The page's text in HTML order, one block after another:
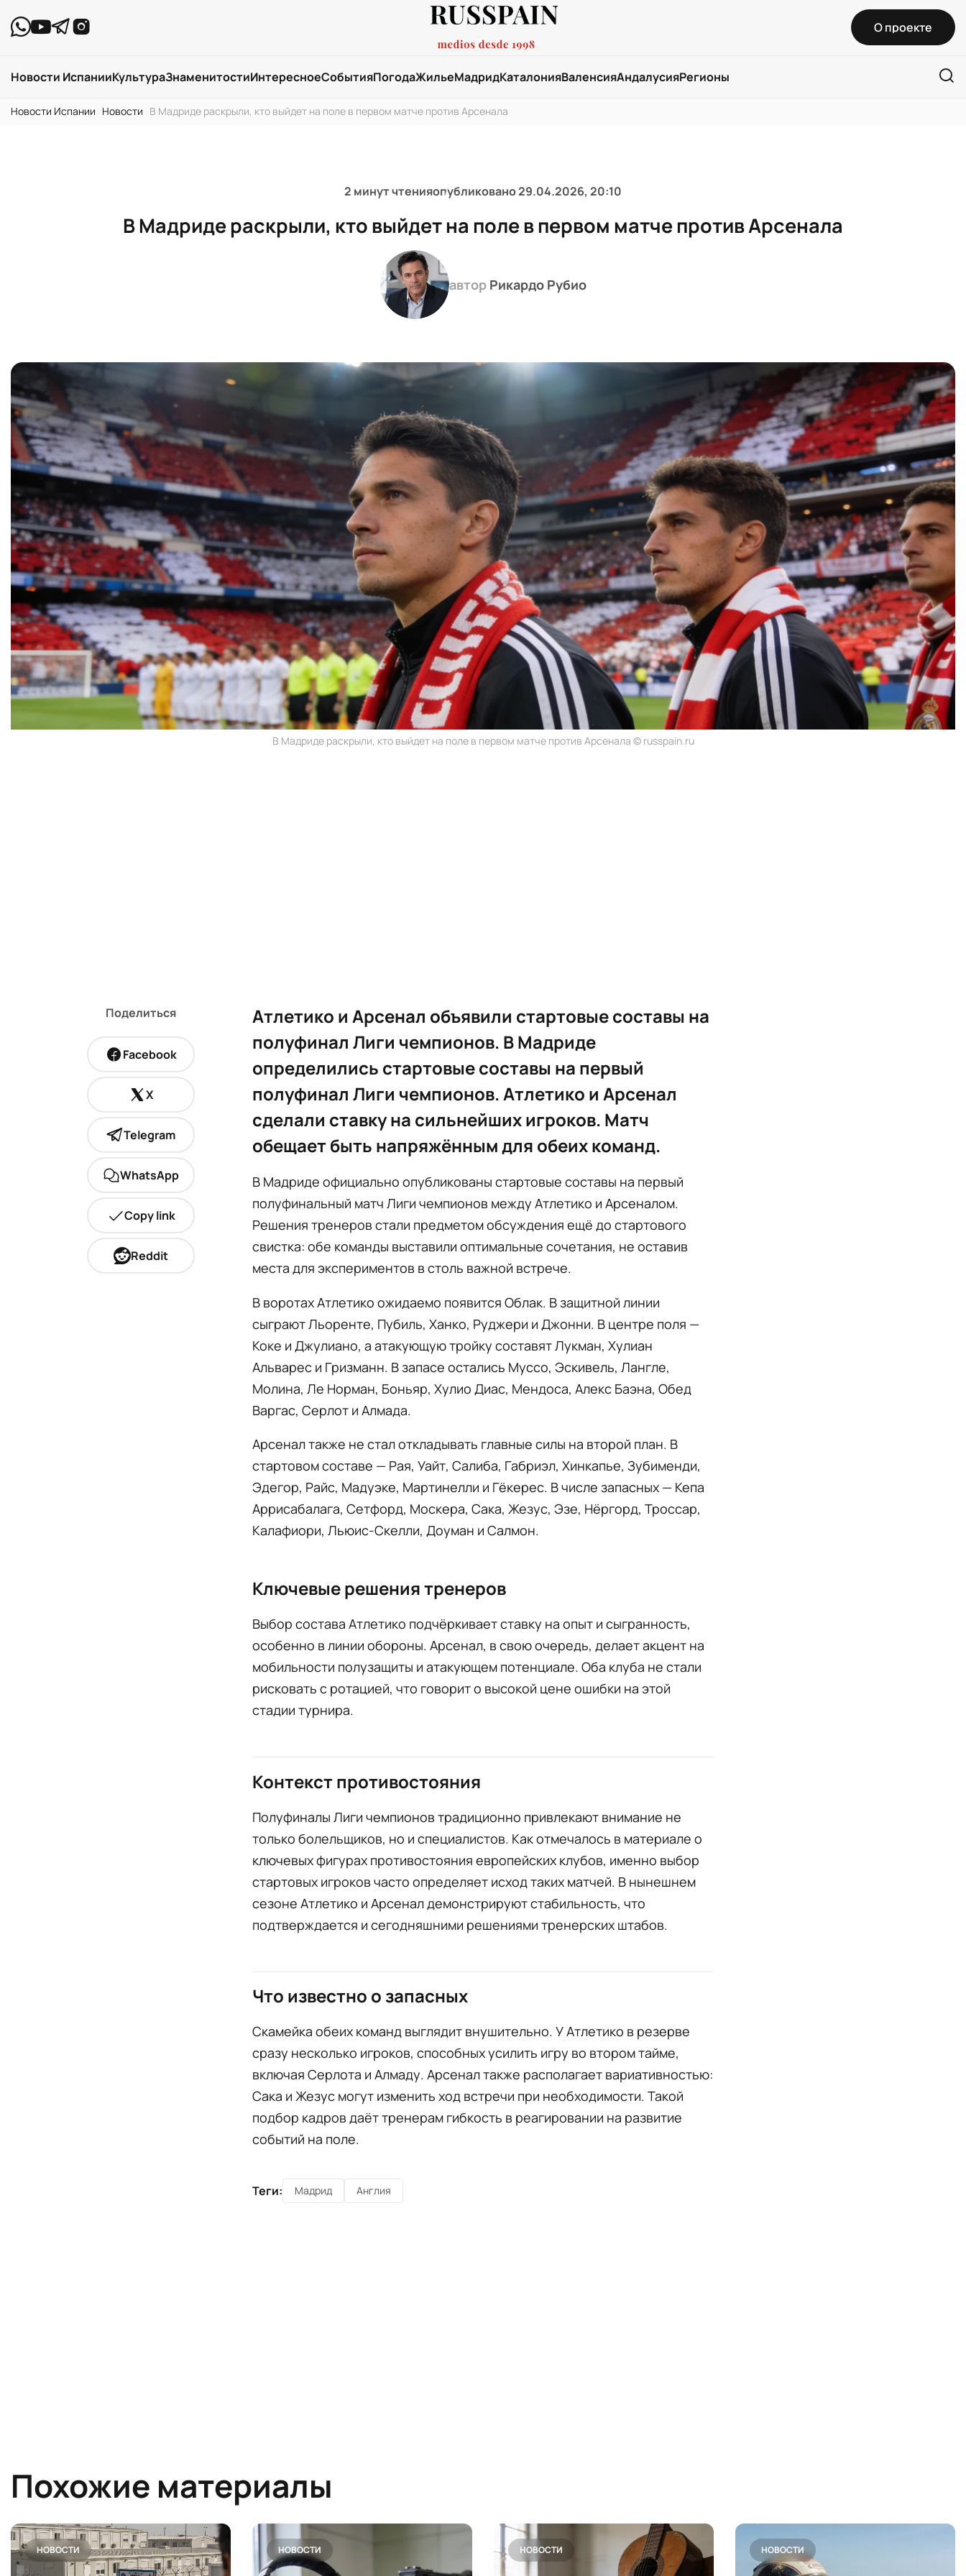
О проекте
Новости ИспанииКультураЗнаменитостиИнтересноеСобытияПогодаЖильеМадридКаталонияВаленсияАндалусияРегионы
Новости Испании Новости В Мадриде раскрыли, кто выйдет на поле в первом матче против Арсенала
2 минут чтенияопубликовано29.04.2026, 20:10
В Мадриде раскрыли, кто выйдет на поле в первом матче против Арсенала
автор Рикардо Рубио
В Мадриде раскрыли, кто выйдет на поле в первом матче против Арсенала © russpain.ru
Поделиться
Facebook
X
Telegram
WhatsApp
Copy link
Reddit
Атлетико и Арсенал объявили стартовые составы на
полуфинал Лиги чемпионов. В Мадриде
определились стартовые составы на первый
полуфинал Лиги чемпионов. Атлетико и Арсенал
сделали ставку на сильнейших игроков. Матч
обещает быть напряжённым для обеих команд.
В Мадриде официально опубликованы стартовые составы на первый
полуфинальный матч Лиги чемпионов между Атлетико и Арсеналом.
Решения тренеров стали предметом обсуждения ещё до стартового
свистка: обе команды выставили оптимальные сочетания, не оставив
места для экспериментов в столь важной встрече.
В воротах Атлетико ожидаемо появится Облак. В защитной линии
сыграют Льоренте, Пубиль, Ханко, Руджери и Джонни. В центре поля —
Коке и Джулиано, а атакующую тройку составят Лукман, Хулиан
Альварес и Гризманн. В запасе остались Муссо, Эскивель, Лангле,
Молина, Ле Норман, Боньяр, Хулио Диас, Мендоса, Алекс Баэна, Обед
Варгас, Серлот и Алмада.
Арсенал также не стал откладывать главные силы на второй план. В
стартовом составе — Рая, Уайт, Салиба, Габриэл, Хинкапье, Зубименди,
Эдегор, Райс, Мадуэке, Мартинелли и Гёкерес. В числе запасных — Кепа
Аррисабалага, Сетфорд, Москера, Сака, Жезус, Эзе, Нёргорд, Троссар,
Калафиори, Льюис-Скелли, Доуман и Салмон.
Ключевые решения тренеров
Выбор состава Атлетико подчёркивает ставку на опыт и сыгранность,
особенно в линии обороны. Арсенал, в свою очередь, делает акцент на
мобильности полузащиты и атакующем потенциале. Оба клуба не стали
рисковать с ротацией, что говорит о высокой цене ошибки на этой
стадии турнира.
Контекст противостояния
Полуфиналы Лиги чемпионов традиционно привлекают внимание не
только болельщиков, но и специалистов. Как отмечалось в материале о
ключевых фигурах противостояния европейских клубов, именно выбор
стартовых игроков часто определяет исход таких матчей. В нынешнем
сезоне Атлетико и Арсенал демонстрируют стабильность, что
подтверждается и сегодняшними решениями тренерских штабов.
Что известно о запасных
Скамейка обеих команд выглядит внушительно. У Атлетико в резерве
сразу несколько игроков, способных усилить игру во втором тайме,
включая Серлота и Алмаду. Арсенал также располагает вариативностью:
Сака и Жезус могут изменить ход встречи при необходимости. Такой
подбор кадров даёт тренерам гибкость в реагировании на развитие
событий на поле.
Теги: Мадрид Англия
Похожие материалы
НОВОСТИ НОВОСТИ НОВОСТИ НОВОСТИ